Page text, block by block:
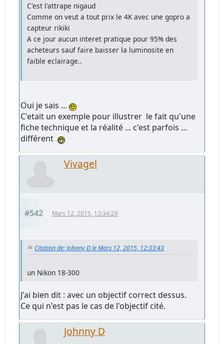
C'est l'attrape nigaud
Comme on veut a tout prix le 4K avec une gopro a
capteur rikiki
A ce jour aucun interet pratique pour 95% des
acheteurs sauf faire baisser la luminosite en
faible eclairage..
Oui je sais ...
C'etait un exemple pour illustrer le fait qu'une
fiche technique et la réalité ... c'est parfois ...
différent
Vivagel
#542 Mars 12, 2015, 13:34:29
Citation de: Johnny D le Mars 12, 2015, 12:33:43
un Nikon 18-300
J'ai bien dit : avec un objectif correct dessus.
Ce qui n'est pas le cas de l'objectif cité.
Johnny D